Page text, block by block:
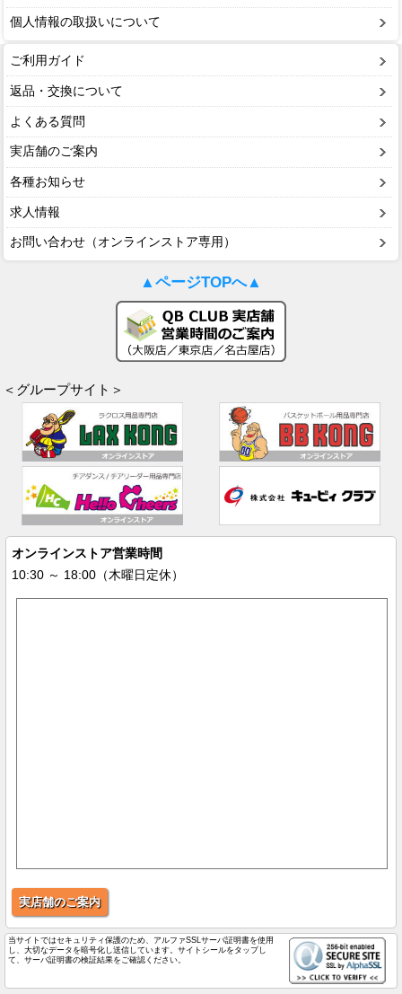
個人情報の取扱いについて
ご利用ガイド
返品・交換について
よくある質問
実店舗のご案内
各種お知らせ
求人情報
お問い合わせ（オンラインストア専用）
▲ページTOPへ▲
＜グループサイト＞
オンラインストア営業時間
10:30 ～ 18:00（木曜日定休）
実店舗のご案内
当サイトではセキュリティ保護のため、アルファSSLサーバ証明書を使用
し、大切なデータを暗号化し送信しています。サイトシールをタップし
て、サーバ証明書の検証結果をご確認ください。